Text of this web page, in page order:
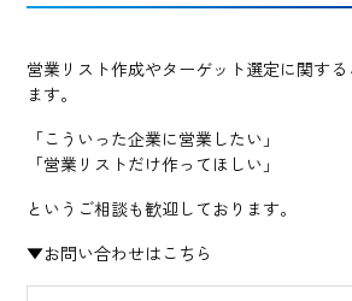
営業リスト作成やターゲット選定に関する
ます。
「こういった企業に営業したい」
「営業リストだけ作ってほしい」
というご相談も歓迎しております。
▼お問い合わせはこちら